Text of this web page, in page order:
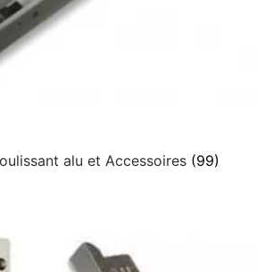
alu et Accessoires (99)